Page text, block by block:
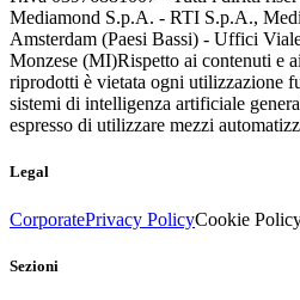
Mediamond S.p.A. - RTI S.p.A.,
Amsterdam (Paesi Bassi) - Uffici
Monzese (MI)Rispetto ai contenuti e
riprodotti è vietata ogni utilizzazione
sistemi di intelligenza artificiale
espresso di utilizzare mezzi
Legal
CorporatePrivacy PolicyCookie
Sezioni